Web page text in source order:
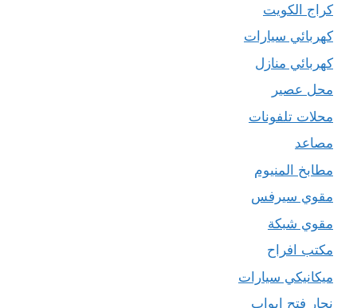
كراج الكويت
كهربائي سيارات
كهربائي منازل
محل عصير
محلات تلفونات
مصاعد
مطابخ المنيوم
مقوي سيرفس
مقوي شبكة
مكتب افراح
ميكانيكي سيارات
نجار فتح ابواب